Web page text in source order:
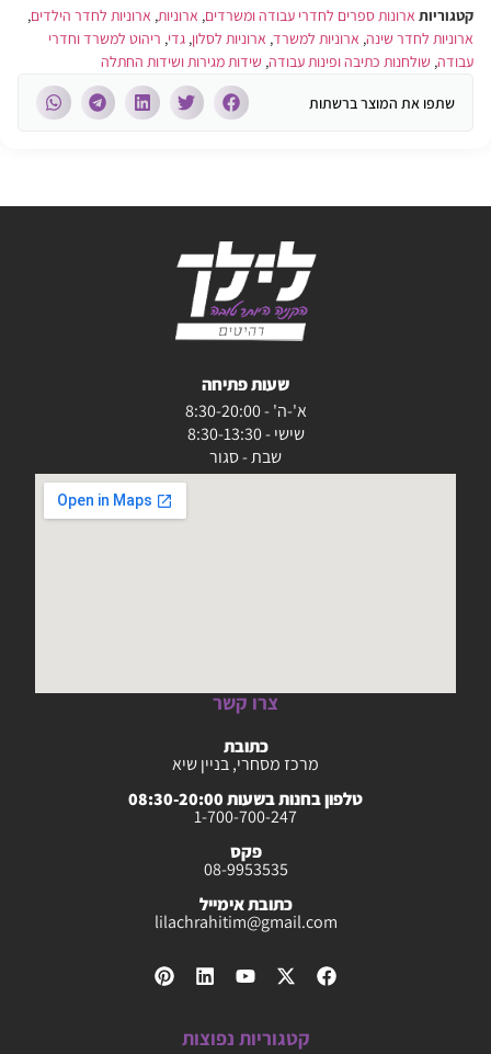
קטגוריות ארונות ספרים לחדרי עבודה ומשרדים, ארוניות, ארוניות לחדר הילדים,
ארוניות לחדר שינה, ארוניות למשרד, ארוניות לסלון, גדי, ריהוט למשרד וחדרי
עבודה, שולחנות כתיבה ופינות עבודה, שידות מגירות ושידות החתלה
שתפו את המוצר ברשתות
שעות פתיחה
א'-ה' - 8:30-20:00
שישי - 8:30-13:30
שבת - סגור
צרו קשר
כתובת
מרכז מסחרי, בניין שיא
טלפון בחנות בשעות 08:30-20:00
1-700-700-247
פקס
08-9953535
כתובת אימייל
lilachrahitim@gmail.com
קטגוריות נפוצות